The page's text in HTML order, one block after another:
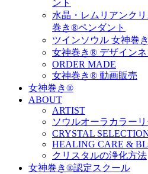
ント
水晶・レムリアンク
巻き®ペンダント
ツインソウル 女神巻
女神巻き® デザインネ
ORDER MADE
女神巻き® 動画販売
女神巻き®
ABOUT
ARTIST
ソウルオーラカラー
CRYSTAL
HEALING CARE &
クリスタルの浄化方法
女神巻き®認定スクール